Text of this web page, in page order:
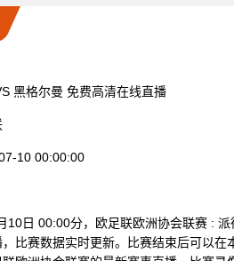
黑格尔曼 免费高清在线直播
10 00:00:00
10日 00:00分，欧足联欧洲协会联赛 :
比赛数据实时更新。比赛结束后可以